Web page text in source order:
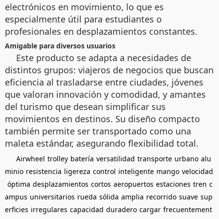
electrónicos en movimiento, lo que es
especialmente útil para estudiantes o
profesionales en desplazamientos constantes.
Amigable para diversos usuarios
Este producto se adapta a necesidades de
distintos grupos: viajeros de negocios que buscan
eficiencia al trasladarse entre ciudades, jóvenes
que valoran innovación y comodidad, y amantes
del turismo que desean simplificar sus
movimientos en destinos. Su diseño compacto
también permite ser transportado como una
maleta estándar, asegurando flexibilidad total.
Airwheel trolley batería versatilidad transporte urbano alu
minio resistencia ligereza control inteligente mango velocidad
óptima desplazamientos cortos aeropuertos estaciones tren c
ampus universitarios rueda sólida amplia recorrido suave sup
erficies irregulares capacidad duradero cargar frecuentement